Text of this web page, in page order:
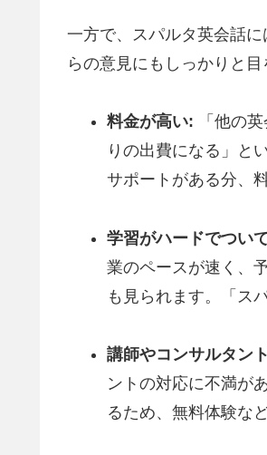
一方で、スパルタ英会話に
らの意見にもしっかりと
料金が高い: 「他の
りの出費になる」と
サポートがある分、
学習がハードでつい
業のペースが速く、
も見られます。「ス
講師やコンサルタン
ントの対応に不満が
るため、無料体験な